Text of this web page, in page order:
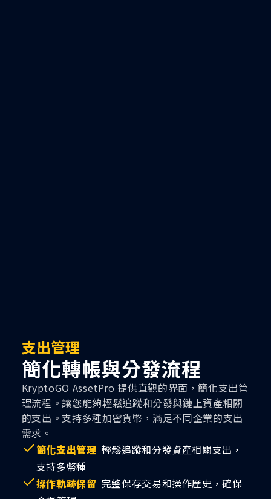
支出管理
簡化轉帳與分發流程
KryptoGO AssetPro 提供直觀的界面，簡化支出管
理流程。讓您能夠輕鬆追蹤和分發與鏈上資產相關
的支出。支持多種加密貨幣，滿足不同企業的支出
需求。
簡化支出管理 輕鬆追蹤和分發資產相關支出，
支持多幣種
操作軌跡保留 完整保存交易和操作歷史，確保